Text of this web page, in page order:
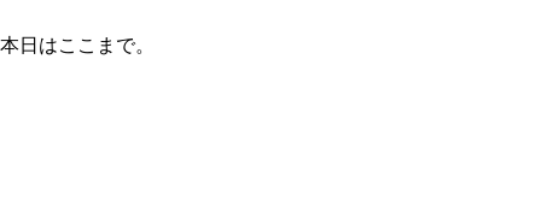
本日はここまで。